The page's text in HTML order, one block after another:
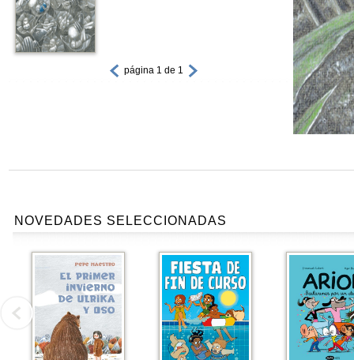
página 1 de 1
NOVEDADES SELECCIONADAS